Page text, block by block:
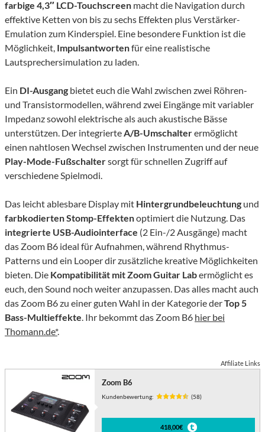
farbige 4,3″ LCD-Touchscreen macht die Navigation durch
effektive Ketten von bis zu sechs Effekten plus Verstärker-
Emulation zum Kinderspiel. Eine besondere Funktion ist die
Möglichkeit, Impulsantwortenfür eine realistische
Lautsprechersimulation zu laden.
Ein DI-Ausgang bietet euch die Wahl zwischen zwei Röhren-
und Transistormodellen, während zwei Eingänge mit variabler
Impedanz sowohl elektrische als auch akustische Bässe
unterstützen. Der integrierteA/B-Umschalterermöglicht
einen nahtlosen Wechsel zwischen Instrumenten und der neue
Play-Mode-Fußschaltersorgt für schnellen Zugriff auf
verschiedene Spielmodi.
Das leicht ablesbare Display mit Hintergrundbeleuchtung und
farbkodierten Stomp-Effektenoptimiert die Nutzung. Das
integrierte USB-Audiointerface (2 Ein-/2 Ausgänge) macht
das Zoom B6 ideal für Aufnahmen, während Rhythmus-
Patterns und ein Looper dir zusätzliche kreative Möglichkeiten
bieten. Die Kompatibilität mit Zoom Guitar Labermöglicht es
euch, den Sound noch weiter anzupassen. Das alles macht auch
das Zoom B6 zu einer guten Wahl in der Kategorie derTop 5
Bass-Multieffekte. Ihr bekommt das Zoom B6 hier bei
Thomann.de*.
Affiliate Links
Zoom B6
Kundenbewertung: (58)
418,00€